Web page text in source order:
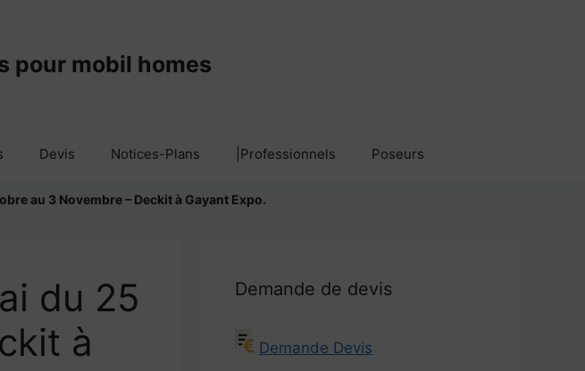
pour mobil homes
Devis Notices-Plans |Professionnels Poseurs
au 3 Novembre – Deckit à Gayant Expo.
du 25
à
Demande de devis
Demande Devis